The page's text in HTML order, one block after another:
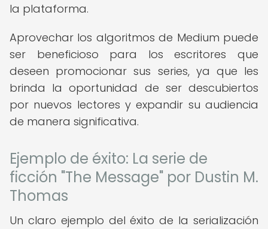
la plataforma.
Aprovechar los algoritmos de Medium puede
ser beneficioso para los escritores que
deseen promocionar sus series, ya que les
brinda la oportunidad de ser descubiertos
por nuevos lectores y expandir su audiencia
de manera significativa.
Ejemplo de éxito: La serie de
ficción "The Message" por Dustin M.
Thomas
Un claro ejemplo del éxito de la serialización